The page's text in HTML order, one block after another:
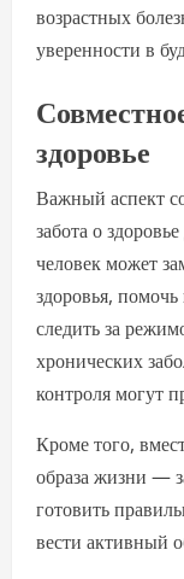
возрастных
уверенности в
здоровье
Важный аспект
забота о
человек может
здоровья,
следить за
хронических
контроля могут
Кроме того,
образа жизни —
готовить
вести активный